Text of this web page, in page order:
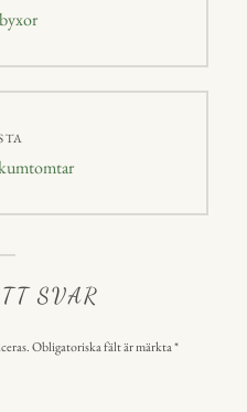
SVAR
Obligatoriska fält är märkta*